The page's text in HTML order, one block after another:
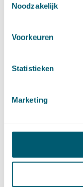
Noodzakelijk
Voorkeuren
Statistieken
Marketing
augustus (2)
mei (12)
maart (15)
►
2019 (147)
oktober (13)
augustus (10)